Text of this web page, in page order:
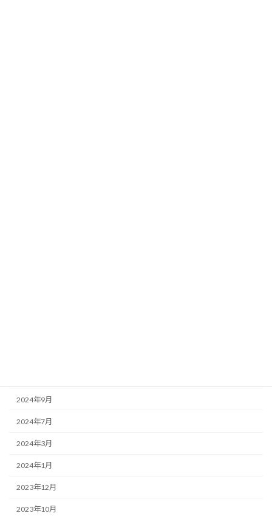
2024年9月
2024年7月
2024年3月
2024年1月
2023年12月
2023年10月